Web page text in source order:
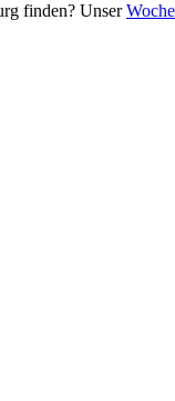
finden? Unser